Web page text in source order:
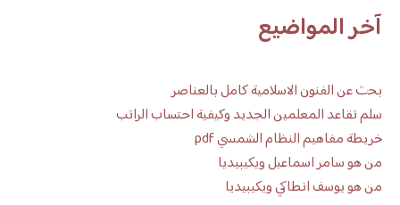
آخر المواضيع
بحث عن الفنون الاسلامية كامل بالعناصر
سلم تقاعد المعلمين الجديد وكيفية احتساب الراتب
خريطة مفاهيم النظام الشمسي pdf
من هو سامر اسماعيل ويكيبيديا
من هو يوسف انطاكي ويكيبيديا